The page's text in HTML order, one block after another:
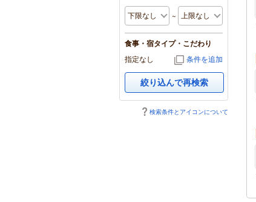
食事・宿タイプ・こだわり
指定なし
条件を追加
絞り込んで再検索
検索条件とアイコンについて